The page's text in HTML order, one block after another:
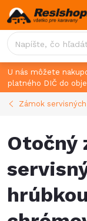
Prejsť
na
obsah
U nás môžete
platného DIČ do
Zámok
Otočný